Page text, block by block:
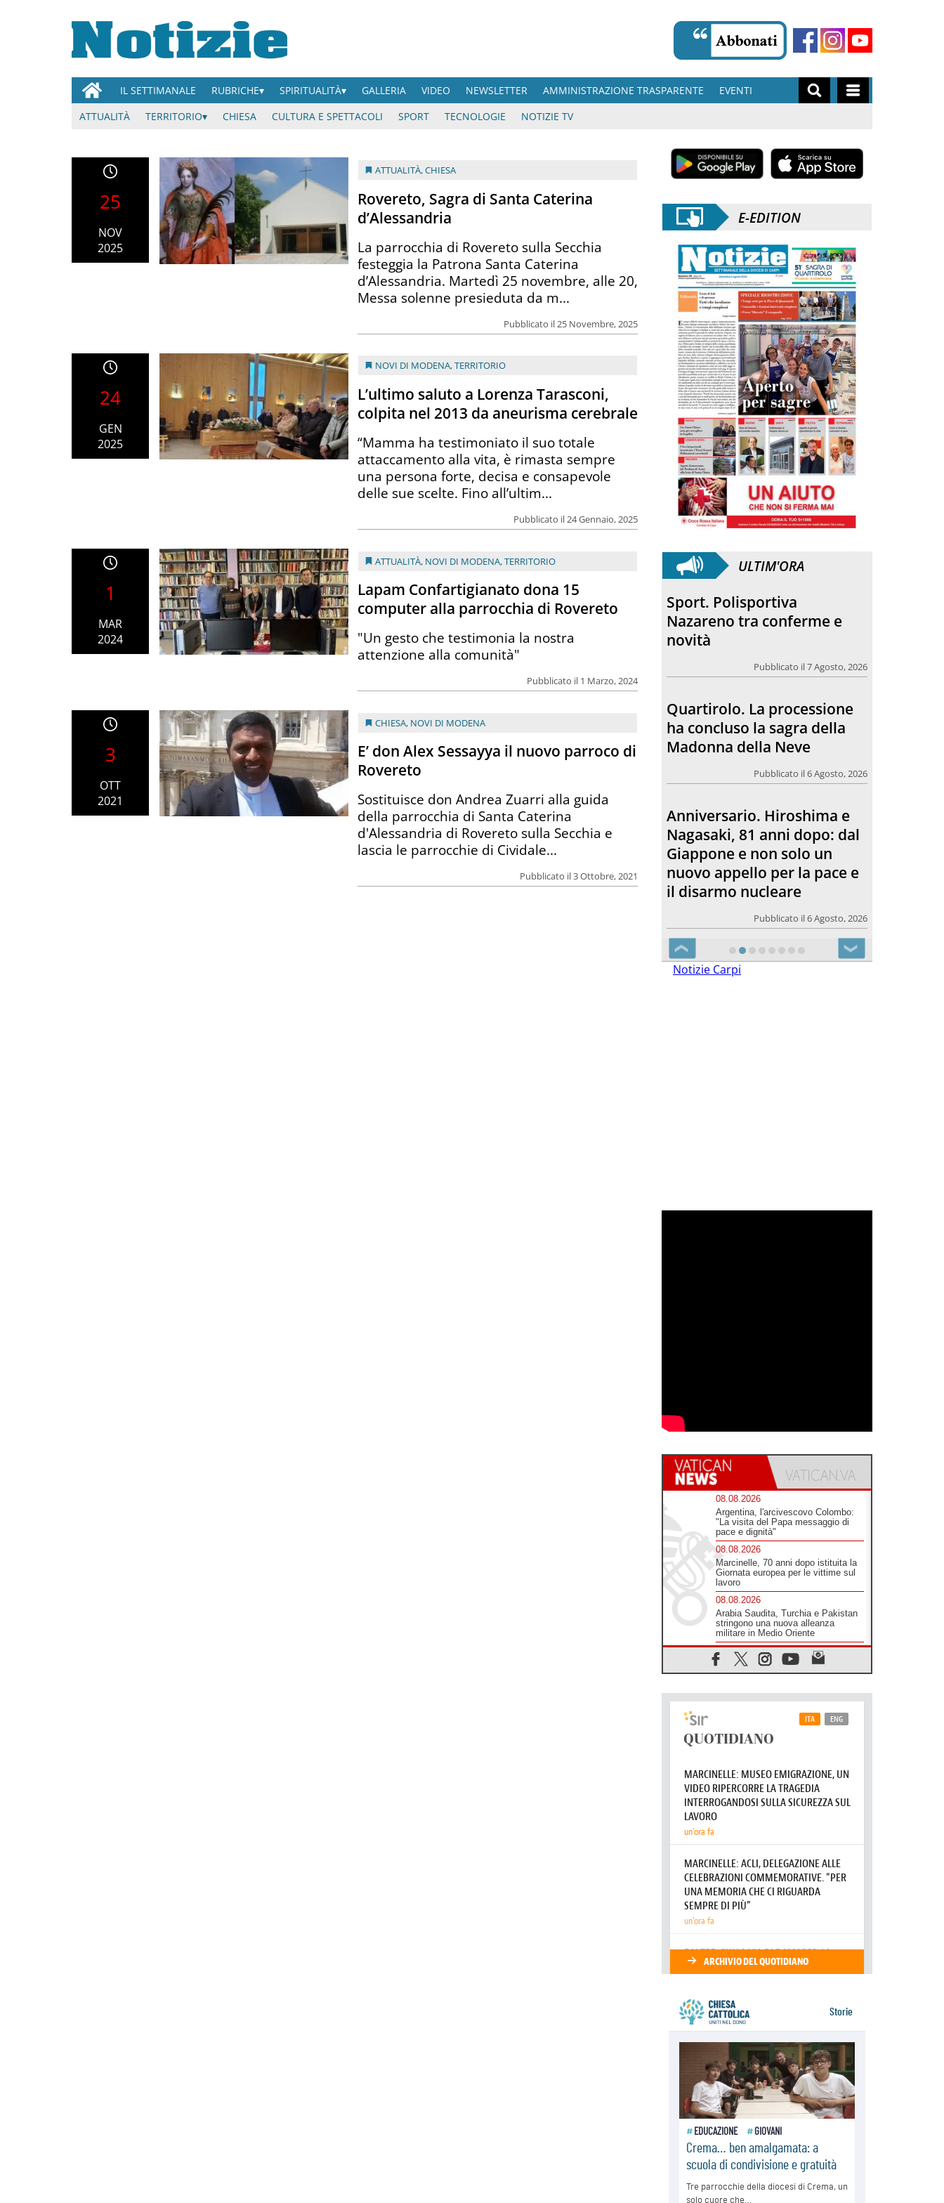
IL SETTIMANALE RUBRICHE SPIRITUALITÀ GALLERIA VIDEO NEWSLETTER AMMINISTRAZIONE TRASPARENTE
EVENTI
ATTUALITÀ
TERRITORIO CHIESA CULTURA E SPETTACOLI SPORT TECNOLOGIE NOTIZIE TV
25
NOV
2025
ATTUALITÀ,CHIESA
Rovereto, Sagra di Santa Caterina
d’Alessandria
Pubblicato il 25 Novembre, 2025
La parrocchia di Rovereto sulla Secchia
festeggia la Patrona Santa Caterina
d’Alessandria. Martedì 25 novembre, alle 20,
Messa solenne presieduta da m...
24
GEN
2025
NOVI DI MODENA,TERRITORIO
L’ultimo saluto a Lorenza Tarasconi,
colpita nel 2013 da aneurisma cerebrale
Pubblicato il 24 Gennaio, 2025
“Mamma ha testimoniato il suo totale
attaccamento alla vita, è rimasta sempre
una persona forte, decisa e consapevole
delle sue scelte. Fino all’ultim...
1
MAR
2024
ATTUALITÀ, NOVI DI MODENA,TERRITORIO
Lapam Confartigianato dona 15
computer alla parrocchia di Rovereto
Pubblicato il 1 Marzo, 2024
"Un gesto che testimonia la nostra
attenzione alla comunità"
3
OTT
2021
CHIESA, NOVI DI MODENA
E’ don Alex Sessayya il nuovo parroco di
Rovereto
Pubblicato il 3 Ottobre, 2021
Sostituisce don Andrea Zuarri alla guida
della parrocchia di Santa Caterina
d'Alessandria di Rovereto sulla Secchia e
lascia le parrocchie di Cividale...
E-EDITION
ULTIM'ORA
Sport. Polisportiva
Nazareno tra conferme e
novità
Pubblicato il 7 Agosto, 2026
Quartirolo. La processione
ha concluso la sagra della
Madonna della Neve
Pubblicato il 6 Agosto, 2026
Anniversario. Hiroshima e
Nagasaki, 81 anni dopo: dal
Giappone e non solo un
nuovo appello per la pace e
il disarmo nucleare
Pubblicato il 6 Agosto, 2026
❮ ❯
Notizie Carpi
08.08.2026
Argentina, l'arcivescovo Colombo:
"La visita del Papa messaggio di
pace e dignità"
08.08.2026
Marcinelle, 70 anni dopo istituita la
Giornata europea per le vittime sul
lavoro
08.08.2026
Arabia Saudita, Turchia e Pakistan
stringono una nuova alleanza
militare in Medio Oriente
08.08.2026
Il Papa in Perù, il cardinale Castillo:
spinta all'unità in mezzo alle sfide
07.08.2026
Rilanciare l'empatia, il progetto
Triennale d'Arte delle Università
cattoliche
Calapan diventa diocesi
07.08.2026
A Castel Gandolfo l'arazzo di
Raffaello sulla predica di San Paolo
Tagle: la guerra sfigura il mondo,
trasfigura
07.08.2026
Il Papa in Francia, quattro giorni
intensi tra Chiesa, popolo e
SIGNIS 2026, dare voce alle
religiose cattoliche nello spazio
pubblico